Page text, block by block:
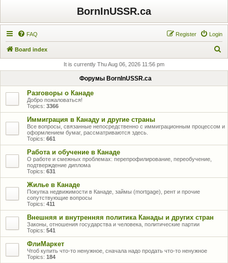
BornInUSSR.ca
FAQ Login
Register
Board index
r
It is currently Thu Aug 06, 2026 11:56 pm
Форумы BornInUSSR.ca
Разговоры о Канаде
Добро пожаловаться!
Topics: 3366
Иммиграция в Канаду и другие страны
Все вопросы, связанные непосредственно с иммиграционным процессом и
оформлением бумаг, рассматриваются здесь.
Topics: 661
Работа и обучение в Канаде
О работе и смежных проблемах: перепрофилирование, переобучение,
подтверждение диплома
Topics: 631
Жилье в Канаде
Покупка недвижимости в Канаде, займы (mortgage), рент и прочие
сопутствующие вопросы
Topics: 411
Внешняя и внутренняя политика Канады и других стран
Законы, отношения государства и человека, политические партии
Topics: 541
ФлиМаркет
Чтоб купить что-то ненужное, сначала надо продать что-то ненужное
Topics: 184